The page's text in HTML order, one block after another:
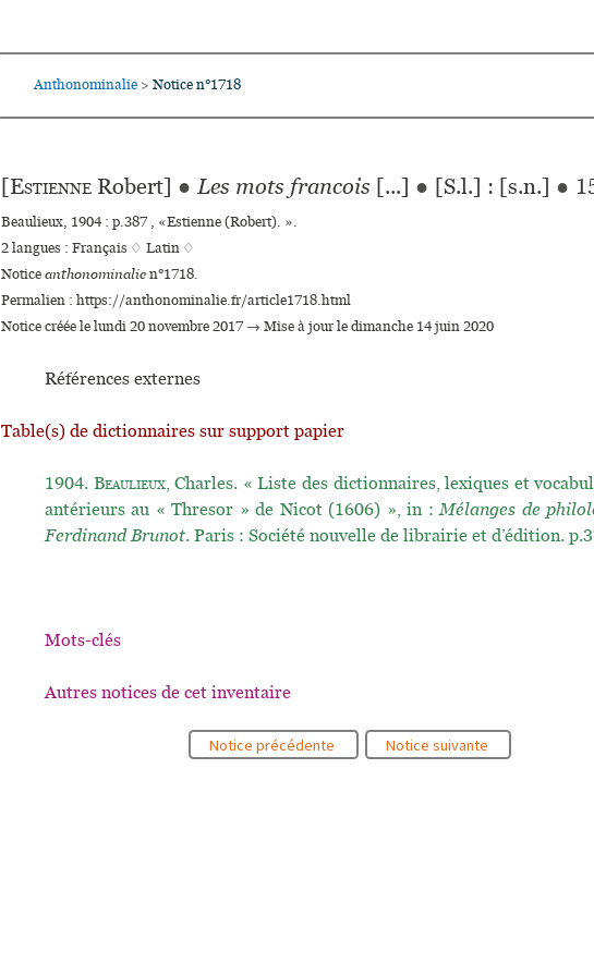
Anthonominalie > Notice n°1718
[Estienne Robert] ● Les mots francois [...] ● [S.l.] : [s.n.] ●
Beaulieux, 1904 : p.387 , «Estienne (Robert). ».
2 langues : Français ♢ Latin ♢
Noticeanthonominalien°1718.
Permalien : https://anthonominalie.fr/article1718.html
Notice créée le lundi 20 novembre 2017 → Mise à jour le dimanche 14 juin 2020
Références externes
Table(s) de dictionnaires sur support papier
1904. Beaulieux, Charles. « Liste des dictionnaires, lexiques et
antérieurs au « Thresor » de Nicot (1606) », in :Mélanges de
Ferdinand Brunot. Paris : Société nouvelle de librairie et d’édition.
Mots-clés
Autres notices de cet inventaire
Notice précédente Notice suivante